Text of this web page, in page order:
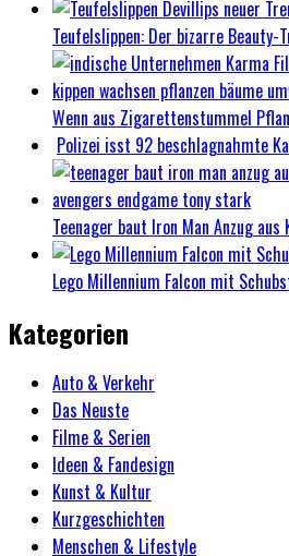
Teufelslippen: Der bizarre Beauty-
Wenn aus Zigarettenstummel
Polizei isst 92 beschlagnahmte
Teenager baut Iron Man Anzug
Lego Millennium Falcon mit
Kategorien
Auto & Verkehr
Das Neuste
Filme & Serien
Ideen & Fandesign
Kunst & Kultur
Kurzgeschichten
Menschen & Lifestyle